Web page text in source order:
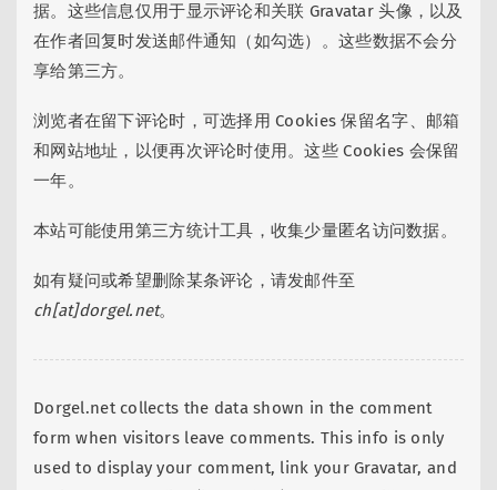
据。这些信息仅用于显示评论和关联 Gravatar 头像，以及
在作者回复时发送邮件通知（如勾选）。这些数据不会分
享给第三方。
浏览者在留下评论时，可选择用 Cookies 保留名字、邮箱
和网站地址，以便再次评论时使用。这些 Cookies 会保留
一年。
本站可能使用第三方统计工具，收集少量匿名访问数据。
如有疑问或希望删除某条评论，请发邮件至
ch[at]dorgel.net。
Dorgel.net collects the data shown in the comment
form when visitors leave comments. This info is only
used to display your comment, link your Gravatar, and